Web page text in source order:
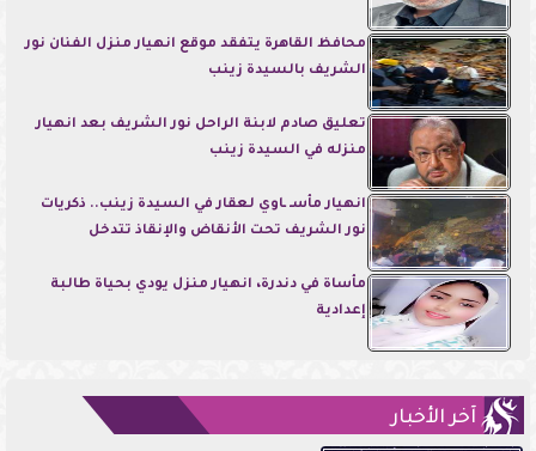
محافظ القاهرة يتفقد موقع انهيار منزل الفنان نور
الشريف بالسيدة زينب
تعليق صادم لابنة الراحل نور الشريف بعد انهيار
منزله في السيدة زينب
انهيار مأسـ ـاوي لعقار في السيدة زينب.. ذكريات
نور الشريف تحت الأنقاض والإنقاذ تتدخل
مأساة في دندرة، انهيار منزل يودي بحياة طالبة
إعدادية
آخر الأخبار